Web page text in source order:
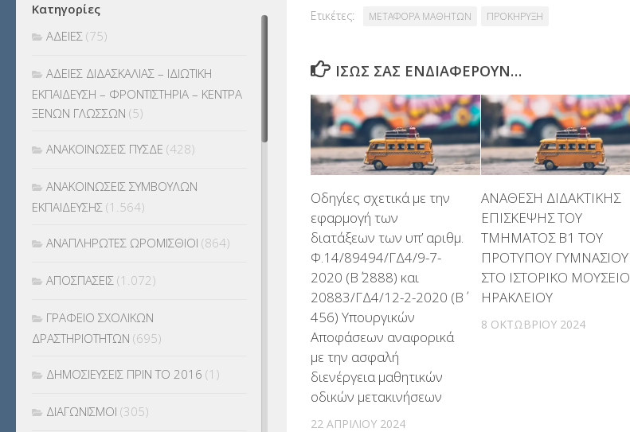
Ετικέτες: ΜΕΤΑΦΟΡΑ ΜΑΘΗΤΩΝ ΠΡΟΚΗΡΥΞΗ
ΊΣΩΣ ΣΑΣ ΕΝΔΙΑΦΈΡΟΥΝ…
Οδηγίες σχετικά με την
εφαρμογή των
διατάξεων των υπ’ αριθμ.
Φ.14/89494/ΓΔ4/9-7-
2020 (B΄ 2888) και
20883/ΓΔ4/12-2-2020 (Β΄
456) Υπουργικών
Αποφάσεων αναφορικά
με την ασφαλή
διενέργεια μαθητικών
οδικών μετακινήσεων
22 ΑΠΡΙΛΊΟΥ 2024
ΑΝΑΘΕΣΗ ΔΙΔΑΚΤΙΚΗΣ
ΕΠΙΣΚΕΨΗΣ ΤΟΥ
ΤΜΗΜΑΤΟΣ Β1 ΤΟΥ
ΠΡΟΤΥΠΟΥ ΓΥΜΝΑΣΙΟΥ
ΣΤΟ ΙΣΤΟΡΙΚΟ ΜΟΥΣΕΙΟ
ΗΡΑΚΛΕΙΟΥ
8 ΟΚΤΩΒΡΊΟΥ 2024
Κατηγορίες
ΑΔΕΙΕΣ (75)
ΑΔΕΙΕΣ ΔΙΔΑΣΚΑΛΙΑΣ – ΙΔΙΩΤΙΚΗ
ΕΚΠΑΙΔΕΥΣΗ – ΦΡΟΝΤΙΣΤΗΡΙΑ – ΚΕΝΤΡΑ
ΞΕΝΩΝ ΓΛΩΣΣΩΝ (5)
ΑΝΑΚΟΙΝΩΣΕΙΣ ΠΥΣΔΕ (428)
ΑΝΑΚΟΙΝΩΣΕΙΣ ΣΥΜΒΟΥΛΩΝ
ΕΚΠΑΙΔΕΥΣΗΣ (1.564)
ΑΝΑΠΛΗΡΩΤΕΣ ΩΡΟΜΙΣΘΙΟΙ (864)
ΑΠΟΣΠΑΣΕΙΣ (1.072)
ΓΡΑΦΕΙΟ ΣΧΟΛΙΚΩΝ
ΔΡΑΣΤΗΡΙΟΤΗΤΩΝ (695)
ΔΗΜΟΣΙΕΥΣΕΙΣ ΠΡΙΝ ΤΟ 2016 (1)
ΔΙΑΓΩΝΙΣΜΟΙ (305)